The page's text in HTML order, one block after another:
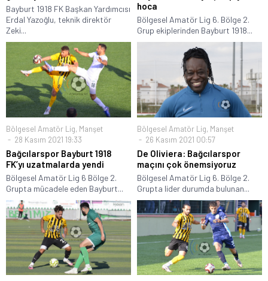
Bayburt 1918 FK Başkan Yardımcısı
Erdal Yazoğlu, teknik direktör
Zeki...
hoca
Bölgesel Amatör Lig 6. Bölge 2.
Grup ekiplerinden Bayburt 1918...
Bölgesel Amatör Lig, Manşet
28 Kasım 2021 19:33
Bağcılarspor Bayburt 1918
FK’yı uzatmalarda yendi
Bölgesel Amatör Lig 6 Bölge 2.
Grupta mücadele eden Bayburt...
Bölgesel Amatör Lig, Manşet
26 Kasım 2021 00:57
De Oliviera: Bağcılarspor
maçını çok önemsiyoruz
Bölgesel Amatör Lig 6. Bölge 2.
Grupta lider durumda bulunan...